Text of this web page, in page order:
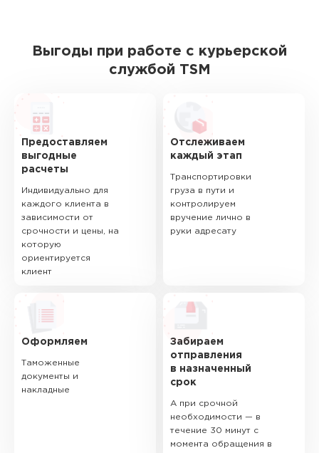
Выгоды при работе с курьерской
службой TSM
Предоставляем
выгодные
расчеты
Индивидуально для
каждого клиента в
зависимости от
срочности и цены, на
которую
ориентируется
клиент
Отслеживаем
каждый этап
Транспортировки
груза в пути и
контролируем
вручение лично в
руки адресату
Оформляем
Таможенные
документы и
накладные
Забираем
отправления
в назначенный
срок
А при срочной
необходимости — в
течение 30 минут с
момента обращения в